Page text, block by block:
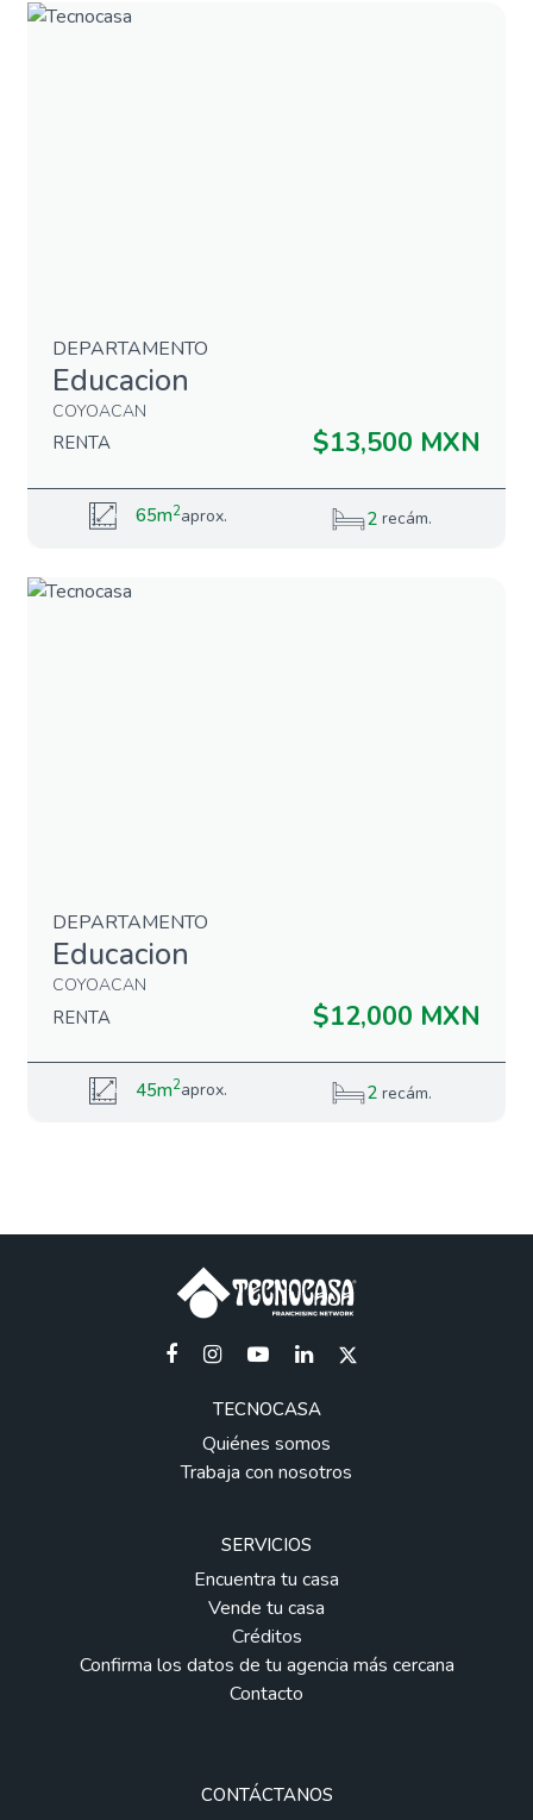
DEPARTAMENTO
Educacion
COYOACAN
RENTA $13,500 MXN
65m2aprox. 2recám.
DEPARTAMENTO
Educacion
COYOACAN
RENTA $12,000 MXN
45m2aprox. 2recám.
TECNOCASA
Quiénes somos
Trabaja con nosotros
SERVICIOS
Encuentra tu casa
Vende tu casa
Créditos
Confirma los datos de tu agencia más cercana
Contacto
CONTÁCTANOS